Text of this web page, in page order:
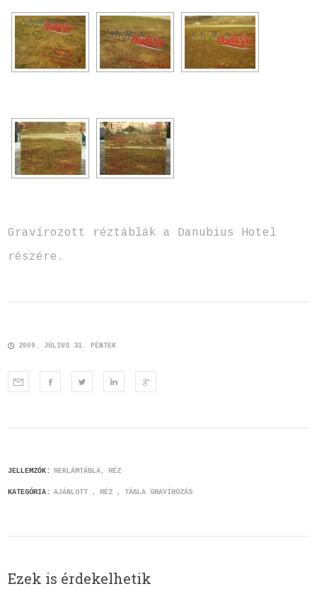
Gravírozott réztáblák a Danubius Hotel
részére.
2009. JÚLIUS 31. PÉNTEK
JELLEMZŐK: REKLÁMTÁBLA RÉZ
KATEGÓRIA: AJÁNLOTT RÉZ TÁBLA GRAVÍROZÁS
Ezek is érdekelhetik